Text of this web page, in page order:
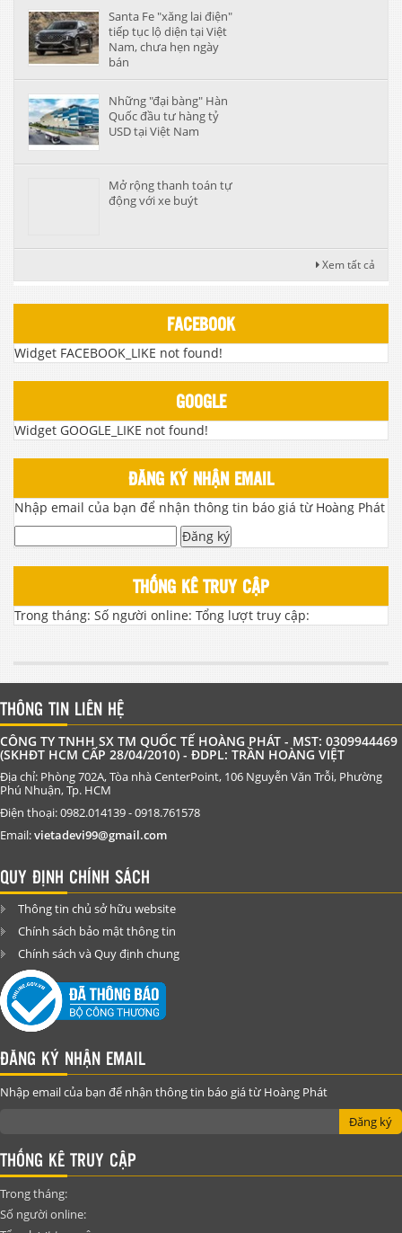
Santa Fe "xăng lai điện"
tiếp tục lộ diện tại Việt
Nam, chưa hẹn ngày
bán
Những "đại bàng" Hàn
Quốc đầu tư hàng tỷ
USD tại Việt Nam
Mở rộng thanh toán tự
động với xe buýt
Xem tất cả
FACEBOOK
Widget FACEBOOK_LIKE not found!
GOOGLE
Widget GOOGLE_LIKE not found!
ĐĂNG KÝ NHẬN EMAIL
Nhập email của bạn để nhận thông tin báo giá từ Hoàng Phát
Đăng ký
THỐNG KÊ TRUY CẬP
Trong tháng: Số người online: Tổng lượt truy cập:
THÔNG TIN LIÊN HỆ
CÔNG TY TNHH SX TM QUỐC TẾ HOÀNG PHÁT - MST: 0309944469
(SKHĐT HCM CẤP 28/04/2010) - ĐDPL: TRẦN HOÀNG VIỆT
Địa chỉ: Phòng 702A, Tòa nhà CenterPoint, 106 Nguyễn Văn Trỗi, Phường
Phú Nhuận, Tp. HCM
Điện thoại: 0982.014139 - 0918.761578
Email:vietadevi99@gmail.com
QUY ĐỊNH CHÍNH SÁCH
Thông tin chủ sở hữu website
Chính sách bảo mật thông tin
Chính sách và Quy định chung
ĐĂNG KÝ NHẬN EMAIL
Nhập email của bạn để nhận thông tin báo giá từ Hoàng Phát
Đăng ký
THỐNG KÊ TRUY CẬP
Trong tháng:
Số người online: